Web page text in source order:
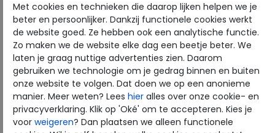
Merk
Gabor
Fabrikantcode
72.718-66
Bestelcode
272.68.111607
Kleur
Midnight
Materiaal
Leer
Wijdtemaat
h
Uitneembaar voetbed
nee
Met cookies en technieken die daarop lijken helpen we je
beter en persoonlijker. Dankzij functionele cookies werkt
de website goed. Ze hebben ook een analytische functie.
Zo maken we de website elke dag een beetje beter. We
laten je graag nuttige advertenties zien. Daarom
gebruiken we technologie om je gedrag binnen en buiten
onze website te volgen. Dat doen we op een anonieme
manier. Meer weten? Lees hier alles over onze cookie- en
privacyverklaring. Klik op 'Oké' om te accepteren. Kies je
voor weigeren? Dan plaatsen we alleen functionele